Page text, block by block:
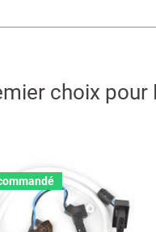
choix pour